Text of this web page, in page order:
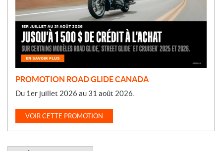
o
t
n
PROMOTION ROAD GLIDE CANADA
Du 1er juillet 2026 au 31 août 2026.
VOIR CETTE PROMOTION